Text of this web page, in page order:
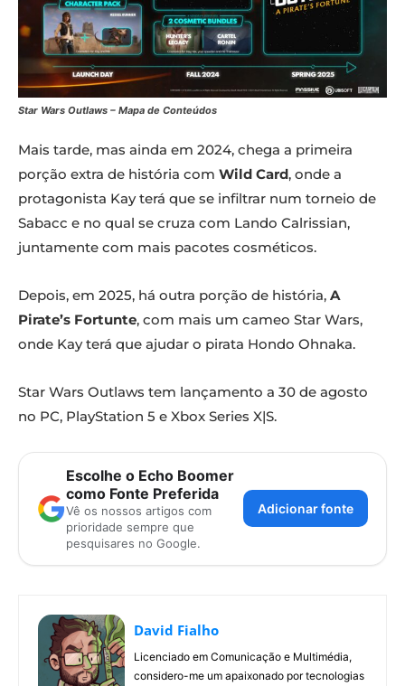
Star Wars Outlaws – Mapa de Conteúdos
Mais tarde, mas ainda em 2024, chega a primeira
porção extra de história com Wild Card, onde a
protagonista Kay terá que se infiltrar num torneio de
Sabacc e no qual se cruza com Lando Calrissian,
juntamente com mais pacotes cosméticos.
Depois, em 2025, há outra porção de história, A
Pirate’s Fortunte, com mais um cameo Star Wars,
onde Kay terá que ajudar o pirata Hondo Ohnaka.
Star Wars Outlaws tem lançamento a 30 de agosto
no PC, PlayStation 5 e Xbox Series X|S.
Escolhe o Echo Boomer
como Fonte Preferida
Vê os nossos artigos com
prioridade sempre que
pesquisares no Google.
Adicionar fonte
David Fialho
Licenciado em Comunicação e Multimédia,
considero-me um apaixonado por tecnologias